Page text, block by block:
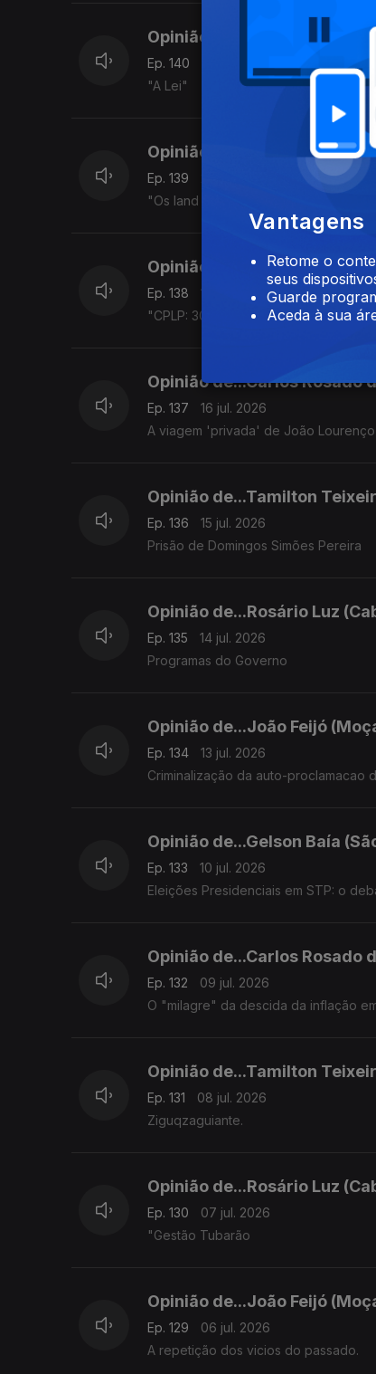
Opinião de...Rosário Luz
Ep. 140
"A Lei"
Opinião de...João Feijó
Ep. 139
"Os land rovers da Pide e os
Opinião de...Gelson Baía
Ep. 138
17 jul. 2026
"CPLP: 30 Anos e Desafios para o
Opinião de...Carlos Rosado
Ep. 137
16 jul. 2026
A viagem 'privada' de João
Opinião de...Tamilton
Ep. 136
15 jul. 2026
Prisão de Domingos Simões Pereira
Opinião de...Rosário Luz
Ep. 135
14 jul. 2026
Programas do Governo
Opinião de...João Feijó
Ep. 134
13 jul. 2026
Criminalização da auto-proclamacao
Opinião de...Gelson Baía
Ep. 133
10 jul. 2026
Eleições Presidenciais em STP: o
Opinião de...Carlos Rosado
Ep. 132
09 jul. 2026
O "milagre" da descida da inflação
Opinião de...Tamilton
Ep. 131
08 jul. 2026
Ziguqzaguiante.
Opinião de...Rosário Luz
Ep. 130
07 jul. 2026
"Gestão Tubarão
Opinião de...João Feijó
Ep. 129
06 jul. 2026
A repetição dos vicios do passado.
Vantagens
Retome o
seus
Guarde
Aceda à sua